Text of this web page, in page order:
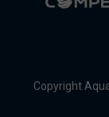
Copyright